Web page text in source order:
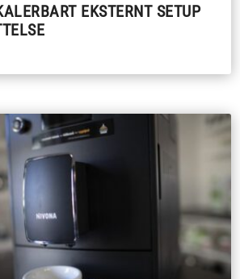
EKSTERNT SETUP